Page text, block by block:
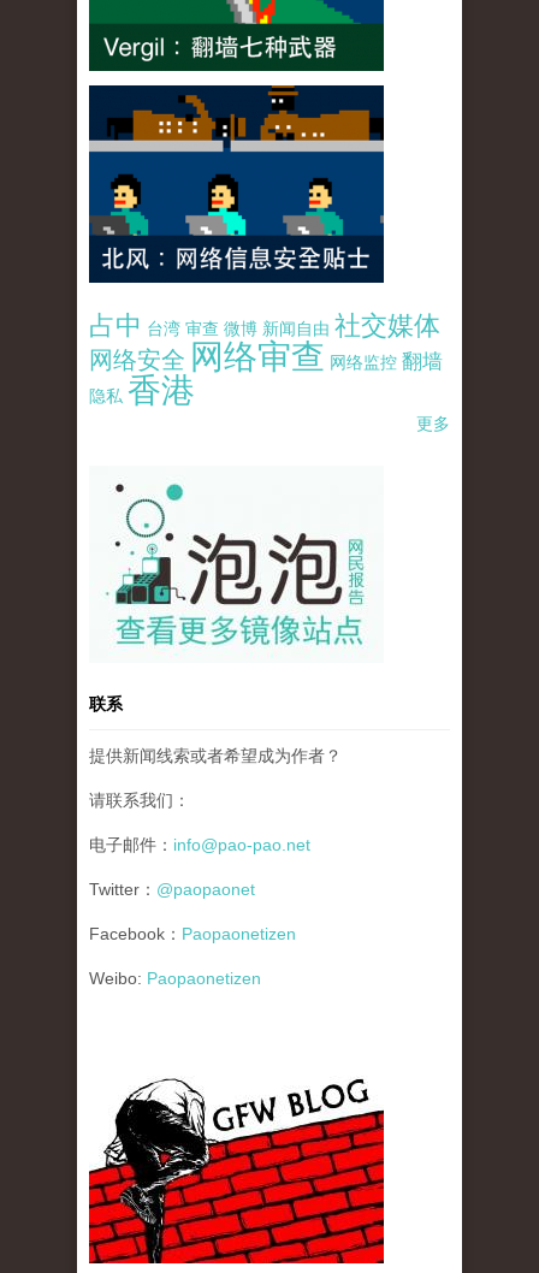
占中 台湾 审查 微博 新闻自由 社交媒体
网络安全 网络审查 网络监控 翻墙
隐私 香港
更多
pao-pao-banner-mirror-site-120814.jpg
联系
提供新闻线索或者希望成为作者？
请联系我们：
电子邮件： info@pao-pao.net
Twitter： @paopaonet
Facebook： Paopaonetizen
Weibo: Paopaonetizen
gfw_blog_small.jpg